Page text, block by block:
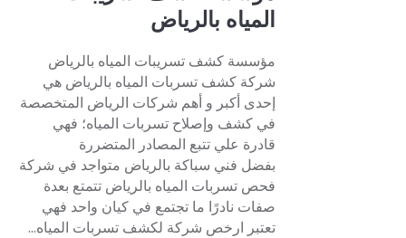
المياه بالرياض
مؤسسة كشف تسريبات المياه بالرياض
شركة كشف تسربات المياه بالرياض هي
إحدى أكبر و أهم شركات الرياض المتخصصة
في كشف وإصلاح تسربات المياه؛ فهي
قادرة علي تتبع المصادر المتضررة
بفضل فني سباكة بالرياض متواجد في شركة
فحص تسربات المياه بالرياض تتمتع بعدة
صفات نادرًا ما تجتمع في كيان واحد فهي
تعتبر ارخص شركة لكشف تسربات المياه...